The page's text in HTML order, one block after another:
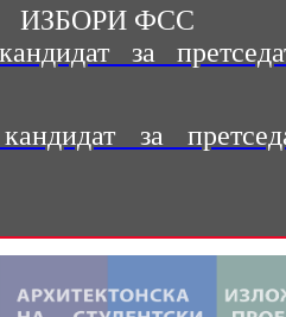
ИЗБОРИ ФСС
за
за